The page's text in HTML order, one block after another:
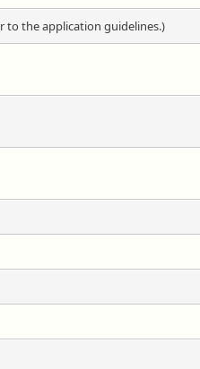
to the application guidelines.)